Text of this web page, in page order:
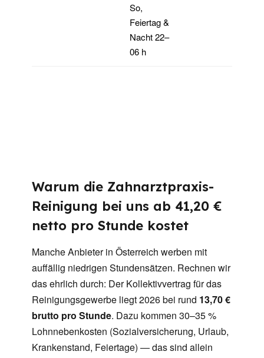
So,
Feiertag &
Nacht 22–
06 h
Warum die Zahnarztpraxis-
Reinigung bei uns ab 41,20 €
netto pro Stunde kostet
Manche Anbieter in Österreich werben mit
auffällig niedrigen Stundensätzen. Rechnen wir
das ehrlich durch: Der Kollektivvertrag für das
Reinigungsgewerbe liegt 2026 bei rund 13,70 €
brutto pro Stunde. Dazu kommen 30–35 %
Lohnnebenkosten (Sozialversicherung, Urlaub,
Krankenstand, Feiertage) — das sind allein